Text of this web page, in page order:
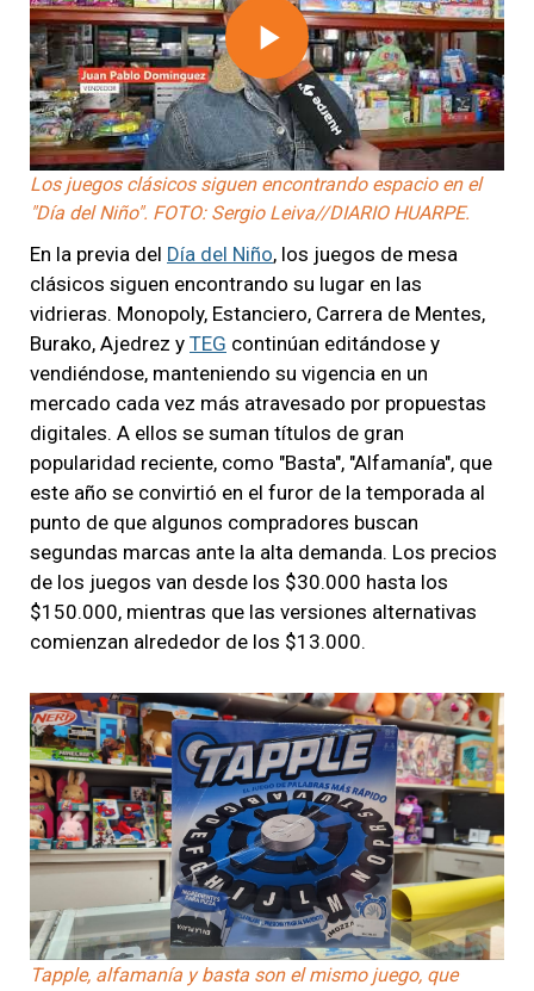
Play
Video
Los juegos clásicos siguen encontrando espacio en el
"Día del Niño". FOTO: Sergio Leiva//DIARIO HUARPE.
En la previa del Día del Niño, los juegos de mesa
clásicos siguen encontrando su lugar en las
vidrieras. Monopoly, Estanciero, Carrera de Mentes,
Burako, Ajedrez y TEG continúan editándose y
vendiéndose, manteniendo su vigencia en un
mercado cada vez más atravesado por propuestas
digitales. A ellos se suman títulos de gran
popularidad reciente, como "Basta", "Alfamanía", que
este año se convirtió en el furor de la temporada al
punto de que algunos compradores buscan
segundas marcas ante la alta demanda. Los precios
de los juegos van desde los $30.000 hasta los
$150.000, mientras que las versiones alternativas
comienzan alrededor de los $13.000.
Tapple, alfamanía y basta son el mismo juego, que